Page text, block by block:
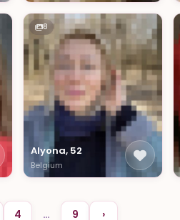
8
Alyona, 52
Belgium
4 … 9 ›